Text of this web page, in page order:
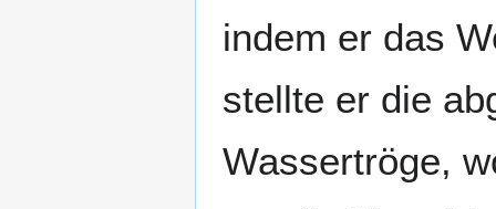
indem er das
stellte er die
Wassertröge,